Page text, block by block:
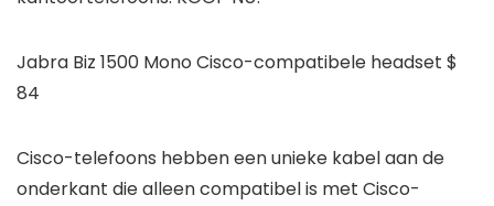
Jabra Biz 1500 Mono Cisco-compatibele headset $
84
Cisco-telefoons hebben een unieke kabel aan de
onderkant die alleen compatibel is met Cisco-